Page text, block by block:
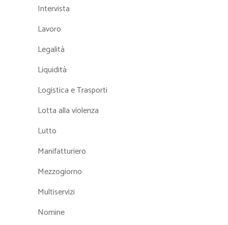
Intervista
Lavoro
Legalità
Liquidità
Logistica e Trasporti
Lotta alla violenza
Lutto
Manifatturiero
Mezzogiorno
Multiservizi
Nomine